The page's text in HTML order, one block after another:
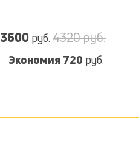
3600 руб. 4320 руб.
Экономия 720 руб.